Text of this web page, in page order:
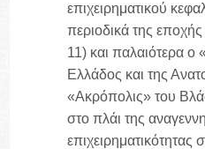
επιχειρηματικού
περιοδικά της
11) και παλαιότερα ο
Ελλάδος και της
«Ακρόπολις» του
στο πλάι της
επιχειρηματικότητας